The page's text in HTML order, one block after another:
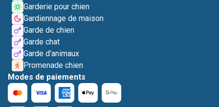
Garderie pour chien
Gardiennage de maison
Garde de chien
Garde chat
Garde d'animaux
Promenade chien
Modes de paiements